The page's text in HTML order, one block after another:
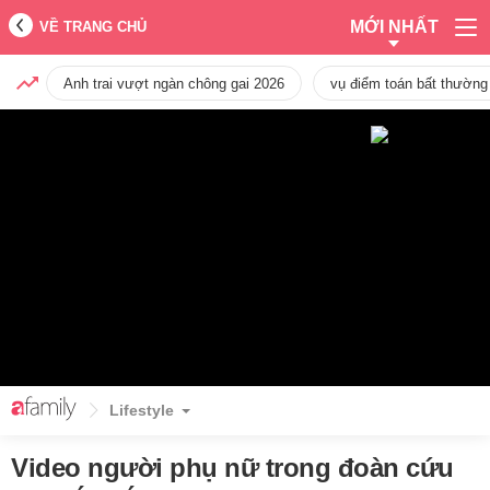
VỀ TRANG CHỦ MỚI NHẤT
Anh trai vượt ngàn chông gai 2026 vụ điểm toán bất
Lifestyle
Video người phụ nữ trong đoàn cứu